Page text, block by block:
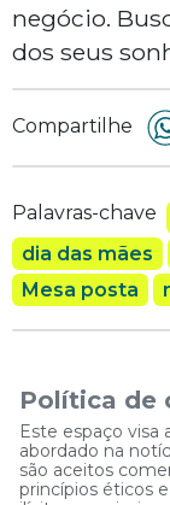
negócio.
dos seus
Compartilhe
Palavras-chave
dia das mães
Mesa posta
Política de
Este espaço visa
abordado na
são aceitos
princípios éticos